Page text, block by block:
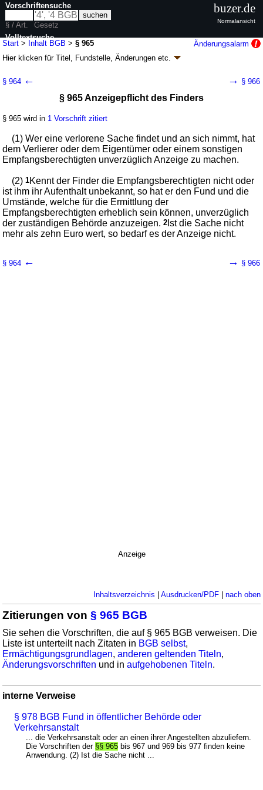
Start > Inhalt BGB >§ 965
Änderungsalarm
Hier klicken fürTitel, Fundstelle, Änderungen etc.
Artikel 6 G. v. 23.07.2026BGBl. 2026 I Nr. 226
Einführungsgesetz und zugehörige Gesetze
Buch 3 Sachenrecht
Abschnitt 3 Eigentum
Titel 3 Erwerb und Verlust des Eigentums an
beweglichen Sachen
Untertitel 6 Fund
§ 964 ← → § 966
§ 965 Anzeigepflicht des Finders
§ 965 wird in 1 Vorschrift zitiert
(1) Wer eine verlorene Sache findet und an sich nimmt, hat
dem Verlierer oder dem Eigentümer oder einem sonstigen
Empfangsberechtigten unverzüglich Anzeige zu machen.
(2)1Kennt der Finder die Empfangsberechtigten nicht oder
ist ihm ihr Aufenthalt unbekannt, so hat er den Fund und die
Umstände, welche für die Ermittlung der
Empfangsberechtigten erheblich sein können, unverzüglich
der zuständigen Behörde anzuzeigen.2 Ist die Sache nicht
mehr als zehn Euro wert, so bedarf es der Anzeige nicht.
§ 964 ← → § 966
Anzeige
Inhaltsverzeichnis | Ausdrucken/PDF| nach oben
Zitierungen von§ 965 BGB
Sie sehen die Vorschriften, die auf § 965 BGB verweisen. Die
Liste ist unterteilt nach Zitaten in BGB selbst,
Ermächtigungsgrundlagen,anderen geltenden Titeln,
Änderungsvorschriften und inaufgehobenen Titeln.
interne Verweise
§ 978 BGB Fund in öffentlicher Behörde oder
Verkehrsanstalt
... die Verkehrsanstalt oder an einen ihrer Angestellten abzuliefern.
Die Vorschriften der §§ 965 bis 967 und 969 bis 977 finden keine
Anwendung. (2) Ist die Sache nicht ...
Vorschriftensuche
§ / Art.
Gesetz
Volltextsuche
nur in BGB
buzer.de
Normalansicht